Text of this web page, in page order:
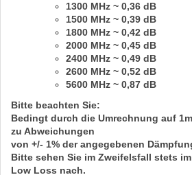
1300 MHz ~ 0,36 dB
1500 MHz ~ 0,39 dB
1800 MHz ~ 0,42 dB
2000 MHz ~ 0,45 dB
2400 MHz ~ 0,49 dB
2600 MHz ~ 0,52 dB
5600 MHz ~ 0,87 dB
Bitte beachten Sie:
Bedingt durch die Umrechnung auf 1m
zu Abweichungen
von +/- 1% der angegebenen
Bitte sehen Sie im Zweifelsfall stets
Low Loss nach.